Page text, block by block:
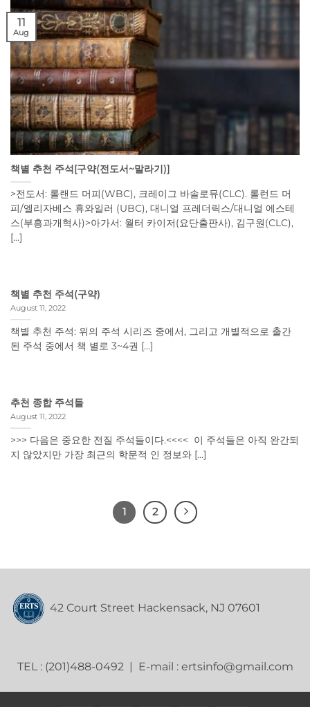
책별 추천 주석[구약(전도서~말라기)]
>전도서: 롤랜드 머피(WBC), 크레이그 바솔로뮤(CLC). 롤런드 머
피/엘리자베스 휴와일러 (UBC), 대니얼 프레더릭스/대니얼 에스테
스(부흥과개혁사)>아가서: 월터 카이저(요단출판사), 김구원(CLC),
[...]
11
Aug
책별 추천 주석(구약)
August 11, 2022
책별 추천 주석: 위의 주석 시리즈 중에서, 그리고 개별적으로 출간
된 주석 중에서 책 별로 3~4권 [...]
추천 종합 주석들
August 11, 2022
>>> 다음은 중요한 전질 주석들이다.<<<< 이 주석들은 아직 완간되
지 않았지만 가장 최근의 학문적 인 정보와 [...]
1 2
42 Court Street Hackensack, NJ 07601
TEL : (201)488-0492 | E-mail : ertsinfo@gmail.com